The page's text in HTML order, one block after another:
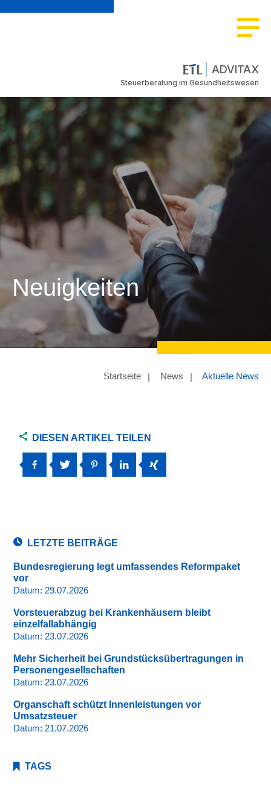
ADVITAX
Steuerberatung im Gesundheitswesen
Neuigkeiten
Startseite News Aktuelle News
DIESEN ARTIKEL TEILEN
LETZTE BEITRÄGE
Bundesregierung legt umfassendes Reformpaket
vor
Datum: 29.07.2026
Vorsteuerabzug bei Krankenhäusern bleibt
einzelfallabhängig
Datum: 23.07.2026
Mehr Sicherheit bei Grundstücksübertragungen in
Personengesellschaften
Datum: 23.07.2026
Organschaft schützt Innenleistungen vor
Umsatzsteuer
Datum: 21.07.2026
TAGS